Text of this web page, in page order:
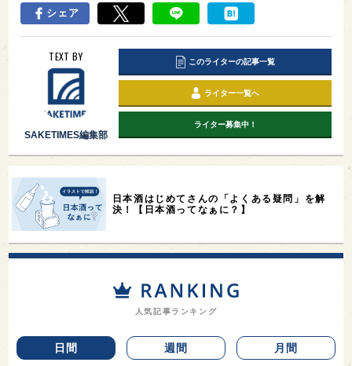
シェア
TEXT BY
SAKETIMES編集部
このライターの記事一覧
ライター一覧へ
ライター募集中！
日本酒はじめてさんの「よくある疑問」を解
決！【日本酒ってなぁに？】
人気記事ランキング
日間 週間 月間